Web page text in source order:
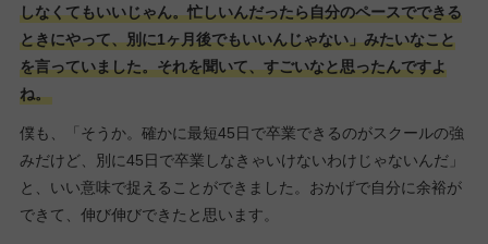
しなくてもいいじゃん。忙しいんだったら自分のペースでできる
ときにやって、別に1ヶ月後でもいいんじゃない」みたいなこと
を言っていました。それを聞いて、すごいなと思ったんですよ
ね。
僕も、「そうか。確かに最短45日で卒業できるのがスクールの強
みだけど、別に45日で卒業しなきゃいけないわけじゃないんだ」
と、いい意味で捉えることができました。おかげで自分に余裕が
できて、伸び伸びできたと思います。